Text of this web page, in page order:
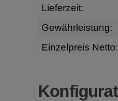
Lieferzeit:
Gewährleistung:
Einzelpreis Netto: